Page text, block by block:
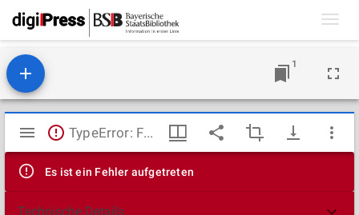
1
Mirador
Viewer
TypeError: Failed to fetch
Es ist ein Fehler aufgetreten
Technische Details